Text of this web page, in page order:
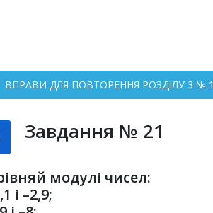
ВПРАВИ ДЛЯ ПОВТОРЕННЯ РОЗДІЛУ 3 №
Завдання № 21
модулі чисел:
і –2,9;